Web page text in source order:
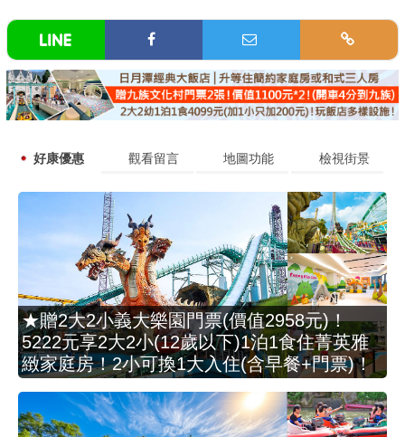
好康優惠 觀看留言 地圖功能 檢視街景
★贈2大2小義大樂園門票(價值2958元)！
5222元享2大2小(12歲以下)1泊1食住菁英雅
緻家庭房！2小可換1大入住(含早餐+門票)！